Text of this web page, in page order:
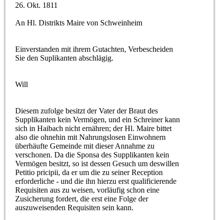
26. Okt. 1811
An Hl. Distrikts Maire von Schweinheim
Einverstanden mit ihrem Gutachten, Verbescheiden
Sie den Suplikanten abschlägig.
Will
Diesem zufolge besitzt der Vater der Braut des
Supplikanten kein Vermögen, und ein Schreiner kann
sich in Haibach nicht ernähren; der Hl. Maire bittet
also die ohnehin mit Nahrungslosen Einwohnern
überhäufte Gemeinde mit dieser Annahme zu
verschonen. Da die Sponsa des Supplikanten kein
Vermögen besitzt, so ist dessen Gesuch um deswillen
Petitio pricipii, da er um die zu seiner Reception
erforderliche - und die ihn hierzu erst qualificierende
Requisiten aus zu weisen, vorläufig schon eine
Zusicherung fordert, die erst eine Folge der
auszuweisenden Requisiten sein kann.